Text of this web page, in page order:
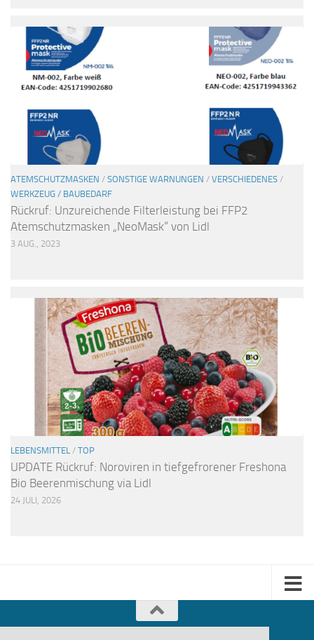
ATEMSCHUTZMASKEN / SONSTIGE WARNUNGEN / VERSCHIEDENES /
WERKZEUG / BAUBEDARF
Rückruf: Unzureichende Filterleistung bei FFP2
Atemschutzmasken „NeoMask“ von Lidl
3 AUG., 2023
LEBENSMITTEL / TOP
UPDATE Rückruf: Noroviren in tiefgefrorener Freshona
Bio Beerenmischung via Lidl
24 JULI, 2026